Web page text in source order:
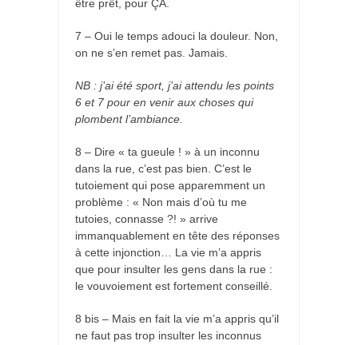
être prêt, pour ÇA.
7 – Oui le temps adouci la douleur. Non,
on ne s’en remet pas. Jamais.
NB : j’ai été sport, j’ai attendu les points
6 et 7 pour en venir aux choses qui
plombent l’ambiance.
8 – Dire « ta gueule ! » à un inconnu
dans la rue, c’est pas bien. C’est le
tutoiement qui pose apparemment un
problème : « Non mais d’où tu me
tutoies, connasse ?! » arrive
immanquablement en tête des réponses
à cette injonction… La vie m’a appris
que pour insulter les gens dans la rue :
le vouvoiement est fortement conseillé.
8 bis – Mais en fait la vie m’a appris qu’il
ne faut pas trop insulter les inconnus